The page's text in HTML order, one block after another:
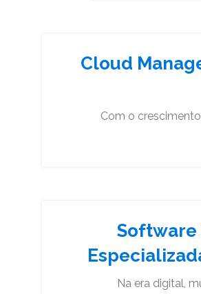
Cloud
Com o
Software
Na era digital,